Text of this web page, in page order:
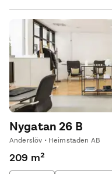
Nygatan 26 B
Anderslöv • Heimstaden AB
209 m²